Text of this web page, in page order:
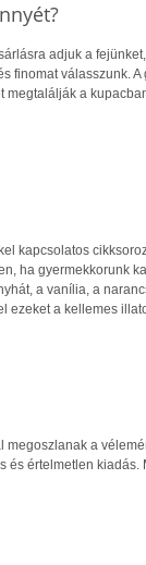
adjuk a
finomat válasszunk.
megtalálják a
kapcsolatos
ha gyermekkorunk
a vanília, a
ezeket a kellemes
megoszlanak a
és értelmetlen